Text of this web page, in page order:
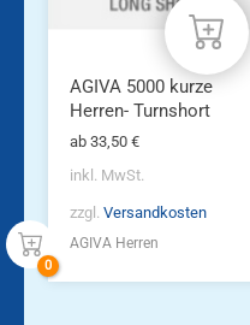
auf
der
Produktseite
werden
AGIVA 5000 kurze
Herren- Turnshort
ab 33,50 €
inkl. MwSt.
zzgl. Versandkosten
AGIVA Herren